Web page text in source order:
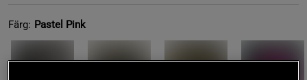
Färg: Pastel Pink